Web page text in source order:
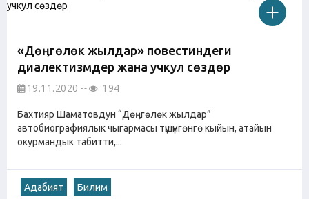
«Дөӊгөлөк жылдар» повестиндеги
диалектизмдер жана учкул сөздөр
19.11.2020 194
Бахтияр Шаматовдун “Дөӊгөлөк жылдар”
автобиографиялык чыгармасы түшүнгөнгө кыйын, атайын
окурмандык табитти,...
Адабият Билим